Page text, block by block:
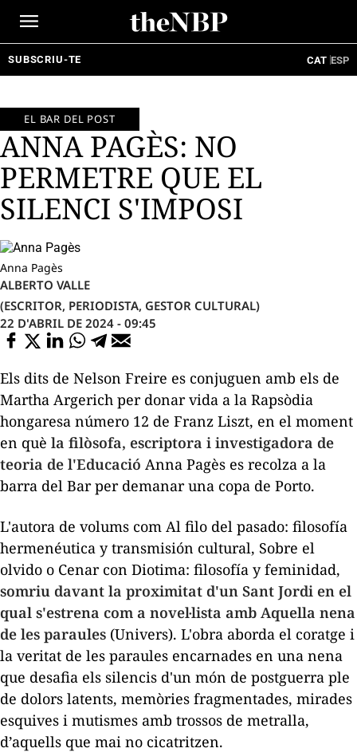
SUBSCRIU-TE CAT ESP
EL BAR DEL POST
ANNA PAGÈS: NO
PERMETRE QUE EL
SILENCI S'IMPOSI
Anna Pagès
ALBERTO VALLE
(ESCRITOR, PERIODISTA, GESTOR CULTURAL)
22 D'ABRIL DE 2024 - 09:45
Els dits de Nelson Freire es conjuguen amb els de
Martha Argerich per donar vida a la Rapsòdia
hongaresa número 12 de Franz Liszt, en el moment
en què la filòsofa, escriptora i investigadora de
teoria de l'Educació Anna Pagès es recolza a la
barra del Bar per demanar una copa de Porto.
L'autora de volums com Al filo del pasado: filosofía
hermenéutica y transmisión cultural, Sobre el
olvido o Cenar con Diotima: filosofía y feminidad,
somriu davant la proximitat d'un Sant Jordi en el
qual s'estrena com a novel·lista amb Aquella nena
de les paraules (Univers). L'obra aborda el coratge i
la veritat de les paraules encarnades en una nena
que desafia els silencis d'un món de postguerra ple
de dolors latents, memòries fragmentades, mirades
esquives i mutismes amb trossos de metralla,
d’aquells que mai no cicatritzen.